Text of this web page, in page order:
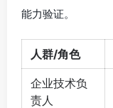
能力验证。
人群/角色
企业技术负
责人